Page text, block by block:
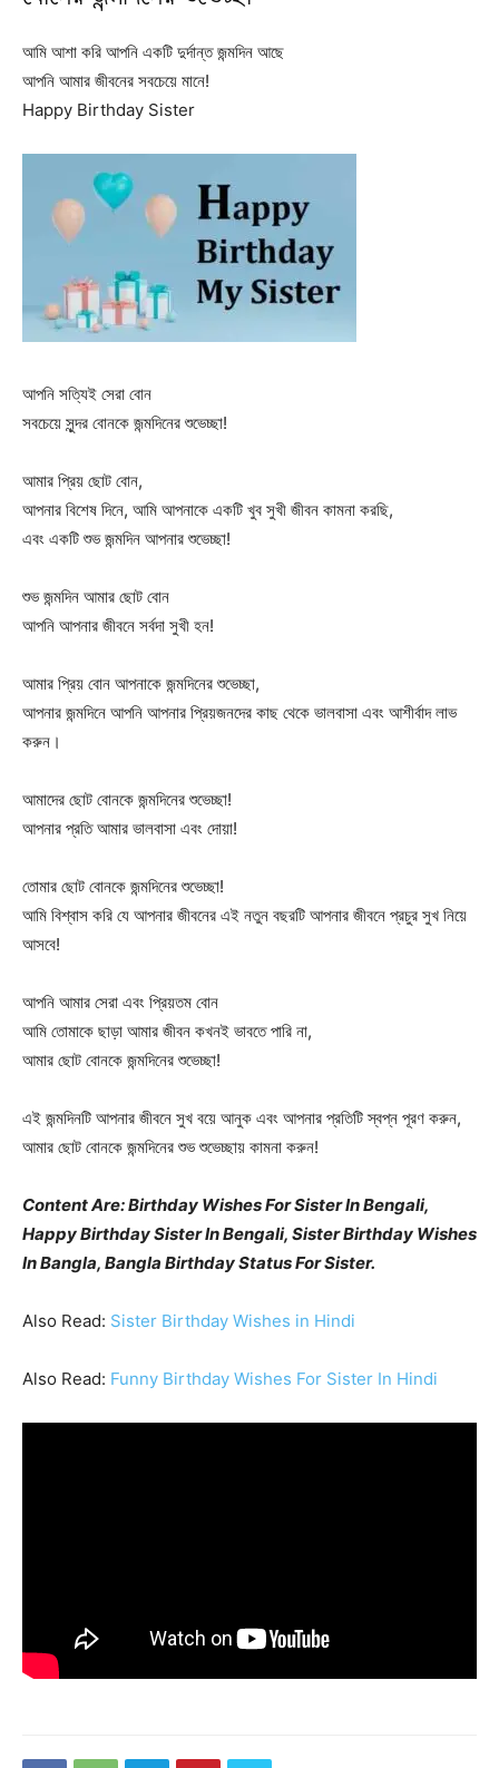
আমি আশা করি আপনি একটি দুর্দান্ত জন্মদিন আছে
আপনি আমার জীবনের সবচেয়ে মানে!
Happy Birthday Sister
আপনি সত্যিই সেরা বোন
সবচেয়ে সুন্দর বোনকে জন্মদিনের শুভেচ্ছা!
আমার প্রিয় ছোট বোন,
আপনার বিশেষ দিনে, আমি আপনাকে একটি খুব সুখী জীবন কামনা করছি,
এবং একটি শুভ জন্মদিন আপনার শুভেচ্ছা!
শুভ জন্মদিন আমার ছোট বোন
আপনি আপনার জীবনে সর্বদা সুখী হন!
আমার প্রিয় বোন আপনাকে জন্মদিনের শুভেচ্ছা,
আপনার জন্মদিনে আপনি আপনার প্রিয়জনদের কাছ থেকে ভালবাসা এবং আশীর্বাদ লাভ
করুন।
আমাদের ছোট বোনকে জন্মদিনের শুভেচ্ছা!
আপনার প্রতি আমার ভালবাসা এবং দোয়া!
তোমার ছোট বোনকে জন্মদিনের শুভেচ্ছা!
আমি বিশ্বাস করি যে আপনার জীবনের এই নতুন বছরটি আপনার জীবনে প্রচুর সুখ নিয়ে
আসবে!
আপনি আমার সেরা এবং প্রিয়তম বোন
আমি তোমাকে ছাড়া আমার জীবন কখনই ভাবতে পারি না,
আমার ছোট বোনকে জন্মদিনের শুভেচ্ছা!
এই জন্মদিনটি আপনার জীবনে সুখ বয়ে আনুক এবং আপনার প্রতিটি স্বপ্ন পূরণ করুন,
আমার ছোট বোনকে জন্মদিনের শুভ শুভেচ্ছায় কামনা করুন!
Content Are: Birthday Wishes For Sister In Bengali,
Happy Birthday Sister In Bengali, Sister Birthday Wishes
In Bangla, Bangla Birthday Status For Sister.
Also Read: Sister Birthday Wishes in Hindi
Also Read: Funny Birthday Wishes For Sister In Hindi